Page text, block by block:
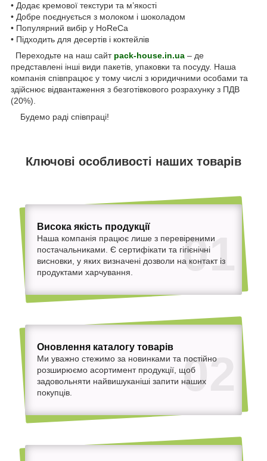
• Додає кремової текстури та м’якості
• Добре поєднується з молоком і шоколадом
• Популярний вибір у HoReCa
• Підходить для десертів і коктейлів
Переходьте на наш сайт pack-house.in.ua – де
представлені інші види пакетів, упаковки та посуду. Наша
компанія співпрацює у тому числі з юридичними особами та
здійснює відвантаження з безготівкового розрахунку з ПДВ
(20%).
Будемо раді співпраці!
Ключові особливості наших товарів
01
Висока якість продукції
Наша компанія працює лише з перевіреними
постачальниками. Є сертифікати та гігієнічні
висновки, у яких визначені дозволи на контакт із
продуктами харчування.
02
Оновлення каталогу товарів
Ми уважно стежимо за новинками та постійно
розширюємо асортимент продукції, щоб
задовольняти найвишуканіші запити наших
покупців.